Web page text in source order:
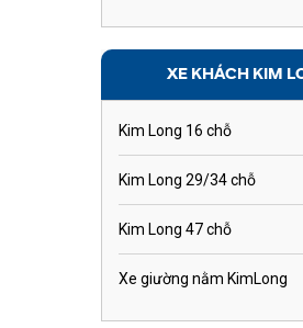
XE KHÁCH KIM
Kim Long 16 chỗ
Kim Long 29/34 chỗ
Kim Long 47 chỗ
Xe giường nằm KimLong